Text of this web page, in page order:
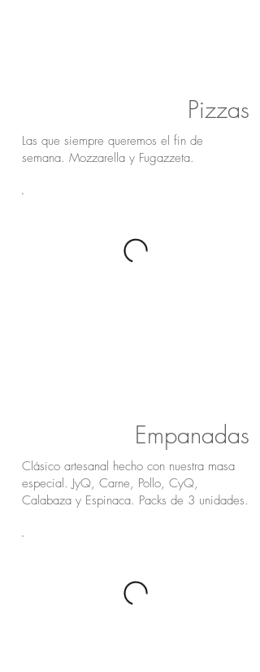
Pizzas
Las que siempre queremos el fin de
semana. Mozzarella y Fugazzeta.
Empanadas
Clásico artesanal hecho con nuestra masa
especial. JyQ, Carne, Pollo, CyQ,
Calabaza y Espinaca. Packs de 3 unidades.